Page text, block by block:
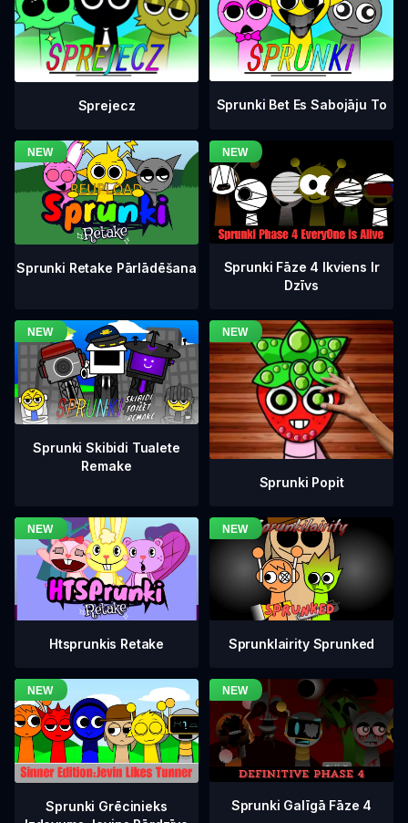
Sprejecz Sprunki Bet Es Sabojāju To
Sprunki Retake Pārlādēšana
Sprunki Fāze 4 Ikviens Ir
Dzīvs
Sprunki Skibidi Tualete
Remake
Sprunki Popit
Htsprunkis Retake Sprunklairity Sprunked
Sprunki Grēcinieks
Sprunki Galīgā Fāze 4